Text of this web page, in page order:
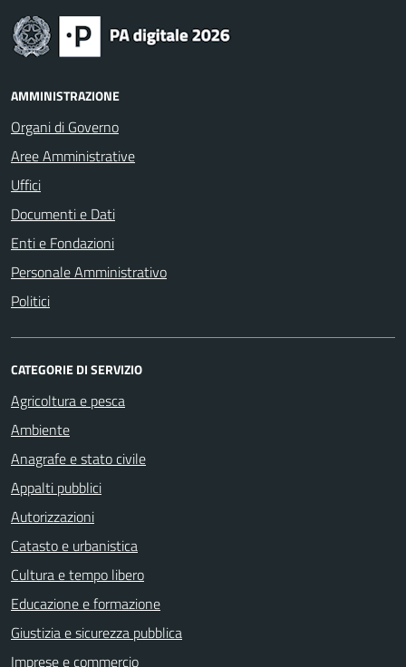
AMMINISTRAZIONE
Organi di Governo
Aree Amministrative
Uffici
Documenti e Dati
Enti e Fondazioni
Personale Amministrativo
Politici
CATEGORIE DI SERVIZIO
Agricoltura e pesca
Ambiente
Anagrafe e stato civile
Appalti pubblici
Autorizzazioni
Catasto e urbanistica
Cultura e tempo libero
Educazione e formazione
Giustizia e sicurezza pubblica
Imprese e commercio